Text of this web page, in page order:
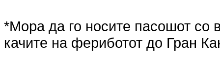
*Мора да го носите пасошот со
качите на фериботот до Гран